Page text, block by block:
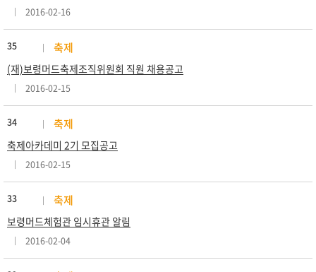
2016-02-16
35 축제
(재)보령머드축제조직위원회 직원 채용공고
2016-02-15
34 축제
축제아카데미 2기 모집공고
2016-02-15
33 축제
보령머드체험관 임시휴관 알림
2016-02-04